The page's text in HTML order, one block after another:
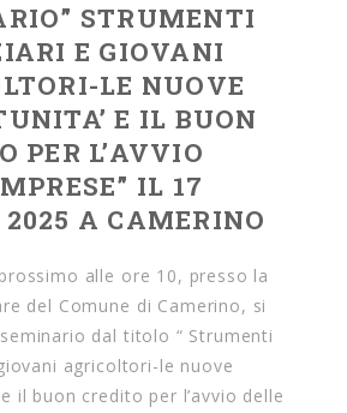
STRUMENTI
E GIOVANI
LE NUOVE
E IL BUON
PER L’AVVIO
IL 17
A CAMERINO
alle ore 10, presso la
del Comune di Camerino, si
dal titolo “ Strumenti
agricoltori-le nuove
il buon credito per l’avvio delle